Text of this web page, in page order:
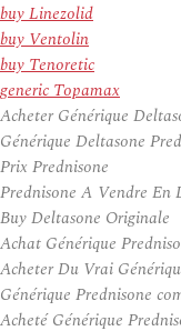
buy Linezolid
buy Ventolin
buy Tenoretic
generic Topamax
Acheter Générique
Générique Deltasone
Prix Prednisone
Prednisone A Vendre En
Buy Deltasone Originale
Achat Générique
Acheter Du Vrai
Générique Prednisone
Acheté Générique